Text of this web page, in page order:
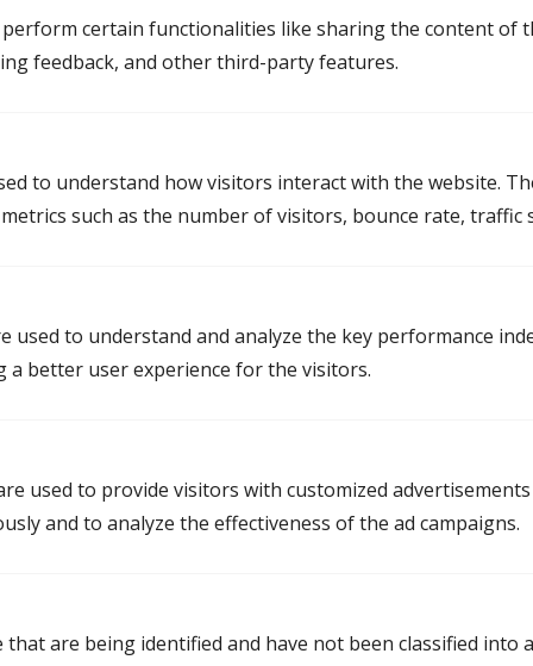
certain functionalities like sharing the content of
feedback, and other third-party features.
to understand how visitors interact with the website.
such as the number of visitors, bounce rate, traffic
used to understand and analyze the key performance
a better user experience for the visitors.
used to provide visitors with customized
and to analyze the effectiveness of the ad campaigns.
are being identified and have not been classified into
Mediation Steenwijk
Mediation in Limburg
Mediation Brunssum
Mediation Heerlen
Mediation Landgraaf
Mediation Nuth